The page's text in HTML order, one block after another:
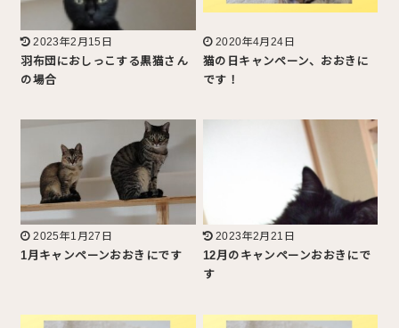
2023年2月15日
羽布団におしっこする黒猫さん
の場合
2020年4月24日
猫の日キャンペーン、おおきに
です！
2025年1月27日
1月キャンペーンおおきにです
2023年2月21日
12月のキャンペーンおおきにで
す